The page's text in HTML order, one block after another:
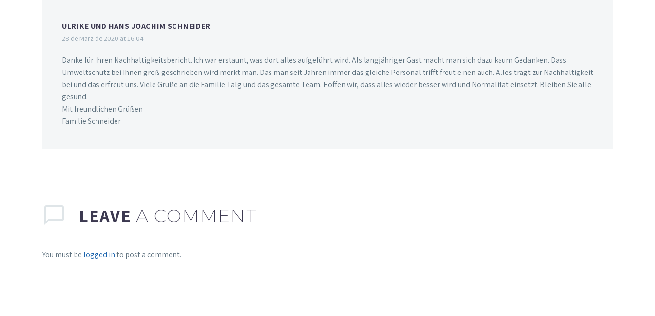
ULRIKE UND HANS JOACHIM SCHNEIDER
28 de März de 2020 at 16:04
Danke für Ihren Nachhaltigkeitsbericht. Ich war erstaunt, was dort alles aufgeführt wird. Als langjähriger Gast macht man sich dazu kaum Gedanken. Dass
Umweltschutz bei Ihnen groß geschrieben wird merkt man. Das man seit Jahren immer das gleiche Personal trifft freut einen auch. Alles trägt zur Nachhaltigkeit
bei und das erfreut uns. Viele Grüße an die Familie Talg und das gesamte Team. Hoffen wir, dass alles wieder besser wird und Normalität einsetzt. Bleiben Sie alle
gesund.
Mit freundlichen Grüßen
Familie Schneider
LEAVE A COMMENT
You must be logged into post a comment.